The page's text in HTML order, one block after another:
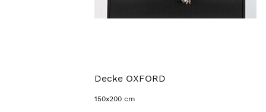
Decke OXFORD
150x200 cm